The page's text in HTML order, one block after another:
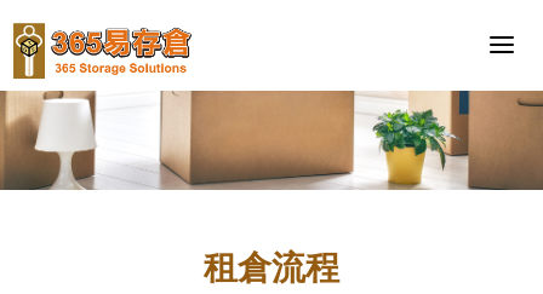
租倉流程